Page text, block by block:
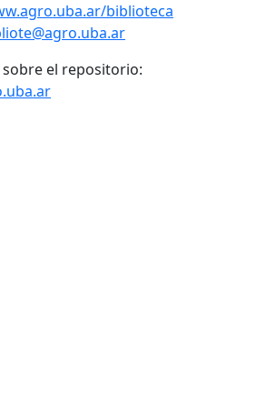
biblioteca
sobre el repositorio: